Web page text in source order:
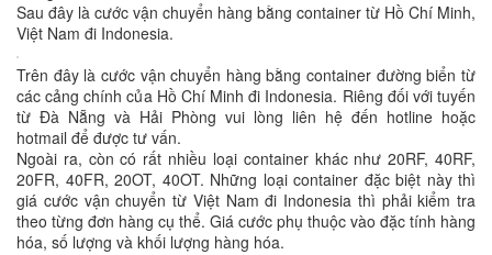
Sau đây là cước vận chuyển hàng bằng container từ Hồ Chí Minh,
Việt Nam đi Indonesia.
Trên đây là cước vận chuyển hàng bằng container đường biển từ
các cảng chính của Hồ Chí Minh đi Indonesia. Riêng đối với tuyến
từ Đà Nẵng và Hải Phòng vui lòng liên hệ đến hotline hoặc
hotmail để được tư vấn.
Ngoài ra, còn có rất nhiều loại container khác như 20RF, 40RF,
20FR, 40FR, 20OT, 40OT. Những loại container đặc biệt này thì
giá cước vận chuyển từ Việt Nam đi Indonesia thì phải kiểm tra
theo từng đơn hàng cụ thể. Giá cước phụ thuộc vào đặc tính hàng
hóa, số lượng và khối lượng hàng hóa.